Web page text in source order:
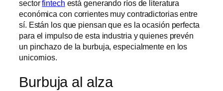
sectorfintech está generando ríos de literatura
económica con corrientes muy contradictorias entre
sí. Están los que piensan que es la ocasión perfecta
para el impulso de esta industria y quienes prevén
un pinchazo de la burbuja, especialmente en los
unicornios.
Burbuja al alza